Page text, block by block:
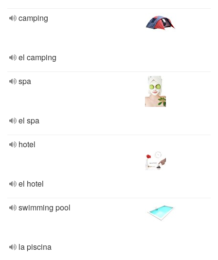
camping
el camping
spa
el spa
hotel
el hotel
swimming pool
la piscina